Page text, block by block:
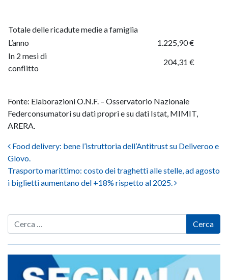
Totale delle ricadute medie a famiglia
L’anno
1.225,90 €
In 2 mesi di
conflitto
204,31 €
Fonte: Elaborazioni O.N.F. – Osservatorio Nazionale
Federconsumatori su dati propri e su dati Istat, MIMIT,
ARERA.
Post navigation
Food delivery: bene l’istruttoria dell’Antitrust su Deliveroo e
Glovo.
Trasporto marittimo: costo dei traghetti alle stelle, ad agosto
i biglietti aumentano del +18% rispetto al 2025.
Cerca